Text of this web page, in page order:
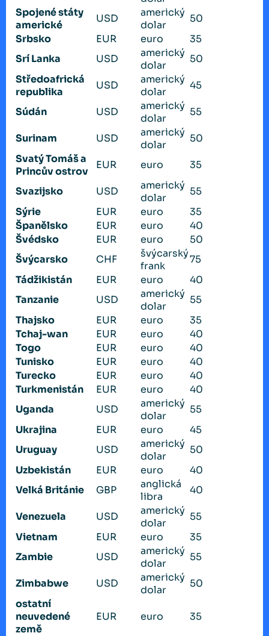
Spojené státy
americké
USD
americký
dolar
50
Srbsko
EUR euro
35
Srí Lanka
USD
americký
dolar
50
Středoafrická
republika
USD
americký
dolar
45
Súdán USD
americký
dolar
55
Surinam USD
americký
dolar
50
Svatý Tomáš a
Princův ostrov
EUR euro 35
Svazijsko USD
americký
dolar
55
Sýrie
EUR euro
35
Španělsko
EUR euro
40
Švédsko
EUR euro
50
Švýcarsko
CHF
švýcarský
frank
75
Tádžikistán
EUR euro
40
Tanzanie
USD
americký
dolar
55
Thajsko
EUR euro
35
Tchaj-wan
EUR euro
40
Togo
EUR euro
40
Tunisko
EUR euro
40
Turecko
EUR euro
40
Turkmenistán
EUR euro
40
Uganda
USD
americký
dolar
55
Ukrajina
EUR euro
45
Uruguay
USD
americký
dolar
50
Uzbekistán
EUR euro
40
Velká Británie
GBP
anglická
libra
40
Venezuela USD
americký
dolar
55
Vietnam
EUR euro
35
Zambie
USD
americký
dolar
55
Zimbabwe USD
americký
dolar
50
ostatní
neuvedené
země
EUR euro 35